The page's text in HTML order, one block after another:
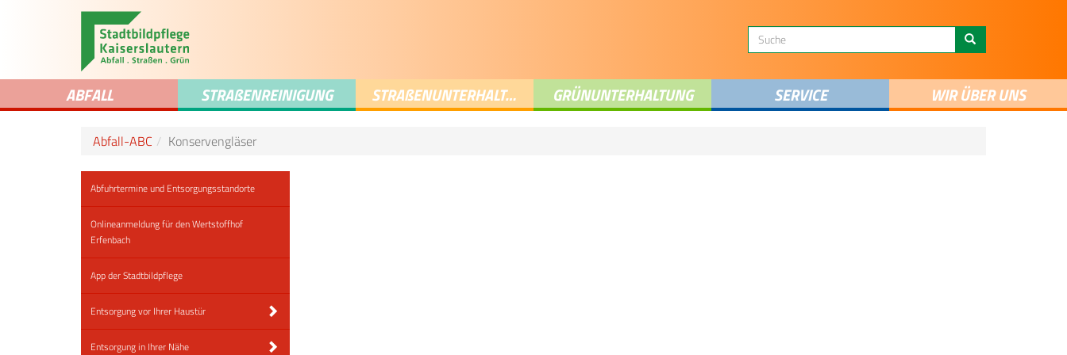
ABFALL STRAßENREINIGUNG STRAßENUNTERHALTUNG GRÜNUNTERHALTUNG SERVICE WIR ÜBER UNS
Abfall-ABC Konservengläser
Abfuhrtermine und Entsorgungsstandorte
Onlineanmeldung für den Wertstoffhof
Erfenbach
App der Stadtbildpflege
Entsorgung vor Ihrer Haustür
Entsorgung in Ihrer Nähe